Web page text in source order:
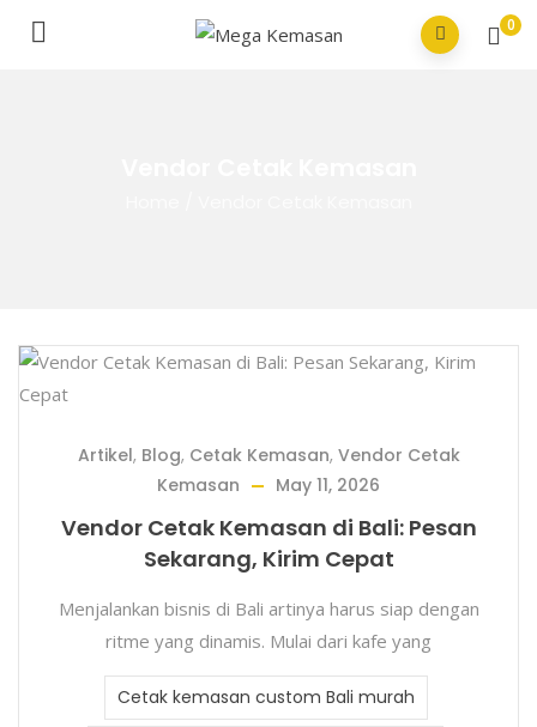
0
Artikel, Blog, Cetak Kemasan, Vendor Cetak
Kemasan
May 11, 2026
Vendor Cetak Kemasan di Bali: Pesan
Sekarang, Kirim Cepat
Menjalankan bisnis di Bali artinya harus siap dengan
ritme yang dinamis. Mulai dari kafe yang
Cetak kemasan custom Bali murah